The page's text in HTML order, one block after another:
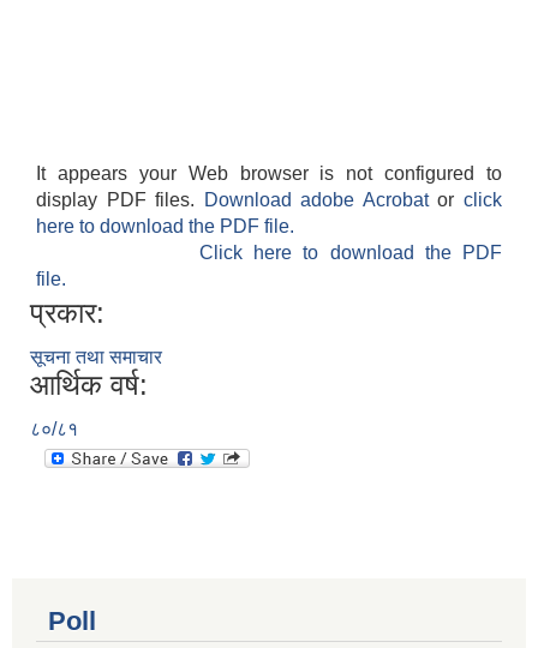
It appears your Web browser is not configured to
display PDF files.
Download adobe Acrobatorclick
here to download the PDF file.
Click here to download the PDF
file.
प्रकार:
सूचना तथा समाचार
आर्थिक वर्ष:
८०/८१
Poll